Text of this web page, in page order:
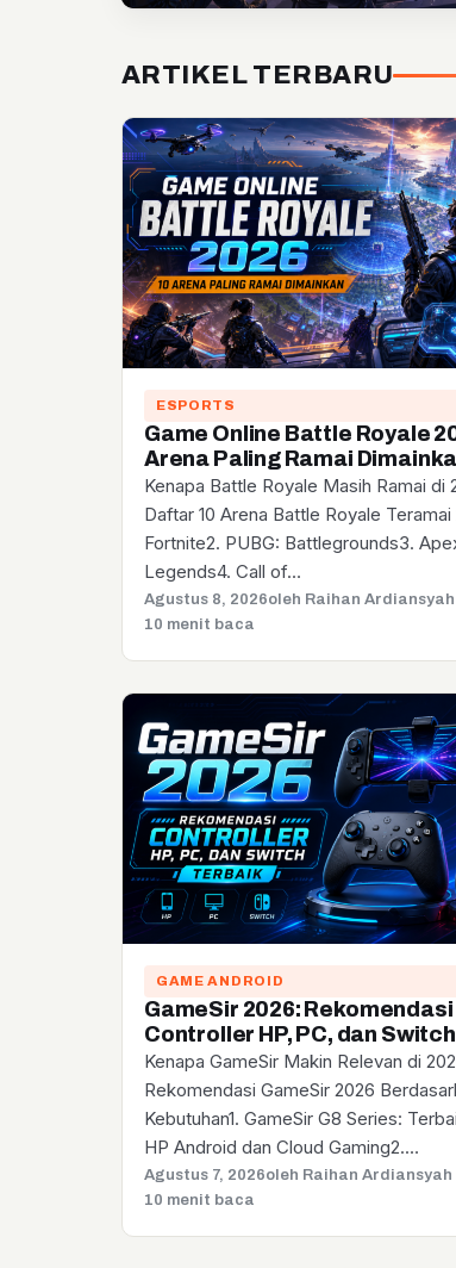
ARTIKEL TERBARU
ESPORTS
Game Online Battle Royale
Arena Paling Ramai
Kenapa Battle Royale Masih Ramai di
Daftar 10 Arena Battle Royale Teramai
Fortnite2. PUBG: Battlegrounds3.
Legends4. Call of…
Agustus 8, 2026oleh Raihan Ardiansyah
10 menit baca
GAME ANDROID
GameSir 2026: Rekomendasi
Controller HP, PC, dan
Kenapa GameSir Makin Relevan di
Rekomendasi GameSir 2026
Kebutuhan1. GameSir G8 Series:
HP Android dan Cloud Gaming2.…
Agustus 7, 2026oleh Raihan Ardiansyah
10 menit baca